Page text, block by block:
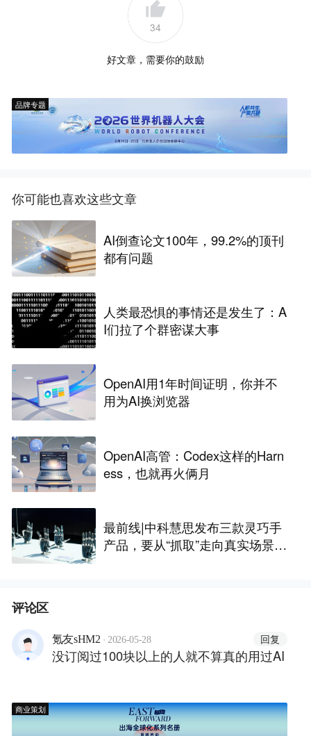
34
好文章，需要你的鼓励
品牌专题
你可能也喜欢这些文章
AI倒查论文100年，99.2%的顶刊
都有问题
人类最恐惧的事情还是发生了：A
I们拉了个群密谋大事
OpenAI用1年时间证明，你并不
用为AI换浏览器
OpenAI高管：Codex这样的Harn
ess，也就再火俩月
最前线|中科慧思发布三款灵巧手
产品，要从“抓取”走向真实场景作
评论区
氪友sHM2 · 2026-05-28 回复
没订阅过100块以上的人就不算真的用过AI
商业策划